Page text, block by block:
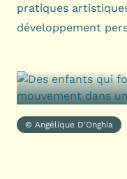
pratiques
développement
© Angélique D'Onghia